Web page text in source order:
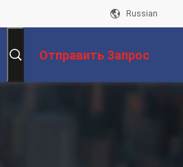
Russian
Отправить Запрос